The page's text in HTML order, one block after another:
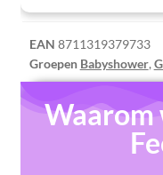
EAN 8711319379733
Groepen Babyshower,
Waarom